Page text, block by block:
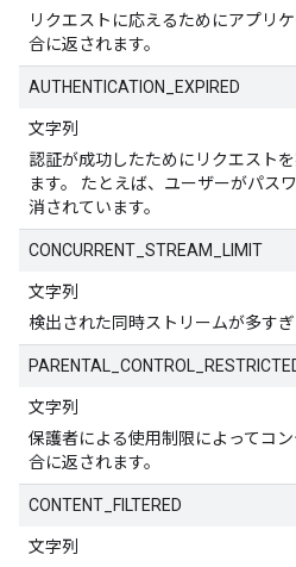
リクエストに応えるためにアプリ
合に返されます。
AUTHENTICATION_EXPIRED
文字列
認証が成功したためにリクエスト
ます。 たとえば、ユーザーがパス
消されています。
CONCURRENT_STREAM_LIMIT
文字列
検出された同時ストリームが多すぎ
文字列
保護者による使用制限によってコ
合に返されます。
CONTENT_FILTERED
文字列